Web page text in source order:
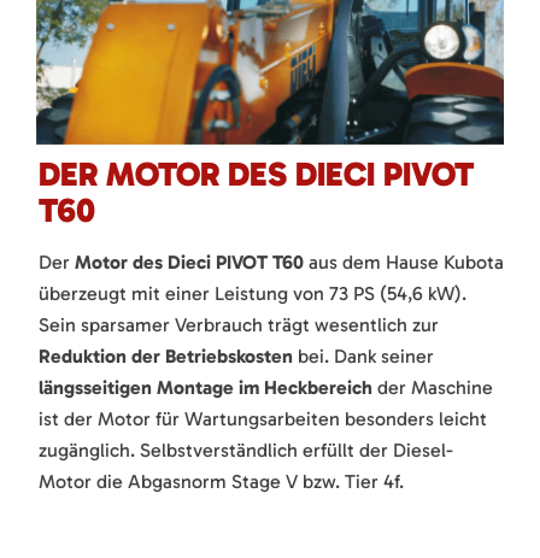
DER MOTOR DES DIECI PIVOT
T60
Der Motor des Dieci PIVOT T60 aus dem Hause Kubota
überzeugt mit einer Leistung von 73 PS (54,6 kW).
Sein sparsamer Verbrauch trägt wesentlich zur
Reduktion der Betriebskosten bei. Dank seiner
längsseitigen Montage im Heckbereich der Maschine
ist der Motor für Wartungsarbeiten besonders leicht
zugänglich. Selbstverständlich erfüllt der Diesel-
Motor die Abgasnorm Stage V bzw. Tier 4f.